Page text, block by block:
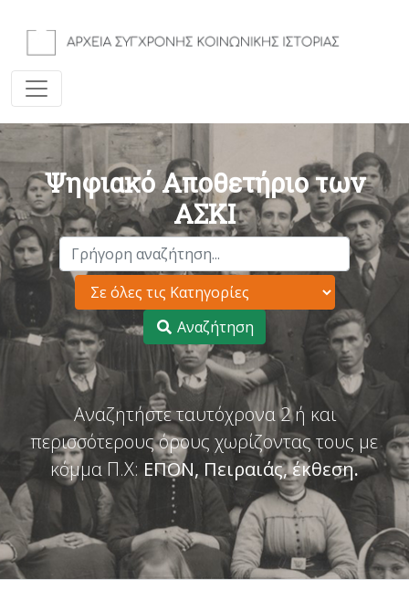
Ψηφιακό Αποθετήριο των
ΑΣΚΙ
Αναζήτηση
Αναζητήστε ταυτόχρονα 2 ή και
περισσότερους όρους χωρίζοντας τους με
κόμμα Π.Χ: ΕΠΟΝ, Πειραιάς, έκθεση.